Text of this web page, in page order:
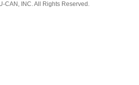
CAN, INC. All Rights Reserved.